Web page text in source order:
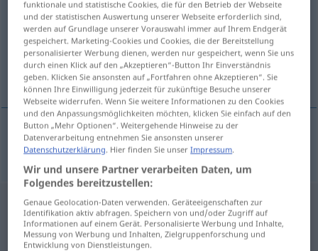
Übersicht aller Übersetzungen
(Für mehr Details die Übersetzung anklicken/antippen)
Olivenanbau
Olivenanbaum olivicultura
funktionale und statistische Cookies, die für den Betrieb der Webseite
und der statistischen Auswertung unserer Webseite erforderlich sind,
werden auf Grundlage unserer Vorauswahl immer auf Ihrem Endgerät
gespeichert. Marketing-Cookies und Cookies, die der Bereitstellung
personalisierter Werbung dienen, werden nur gespeichert, wenn Sie uns
durch einen Klick auf den „Akzeptieren“-Button Ihr Einverständnis
geben. Klicken Sie ansonsten auf „Fortfahren ohne Akzeptieren“. Sie
können Ihre Einwilligung jederzeit für zukünftige Besuche unserer
Webseite widerrufen. Wenn Sie weitere Informationen zu den Cookies
und den Anpassungsmöglichkeiten möchten, klicken Sie einfach auf den
Button „Mehr Optionen“. Weitergehende Hinweise zu der
Datenverarbeitung entnehmen Sie ansonsten unserer
Datenschutzerklärung. Hier finden Sie unserImpressum.
Wir und unsere Partner verarbeiten Daten, um
Folgendes bereitzustellen:
Genaue Geolocation-Daten verwenden. Geräteeigenschaften zur
Identifikation aktiv abfragen. Speichern von und/oder Zugriff auf
Informationen auf einem Gerät. Personalisierte Werbung und Inhalte,
Messung von Werbung und Inhalten, Zielgruppenforschung und
Entwicklung von Dienstleistungen.